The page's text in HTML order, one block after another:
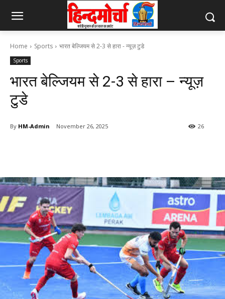
Home Sports भारत बेल्जियम से 2-3 से हारा - न्यूज़ टुडे
Sports
भारत बेल्जियम से 2-3 से हारा – न्यूज़
टुडे
By HM-Admin November 26, 2025 26